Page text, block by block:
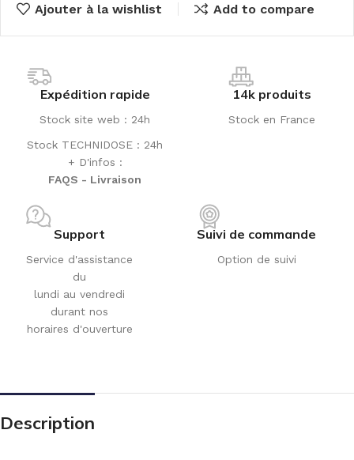
Ajouter à la wishlist Add to compare
Expédition rapide
Stock site web : 24h
Stock TECHNIDOSE : 24h
+ D'infos :
FAQS - Livraison
14k produits
Stock en France
Support
Service d'assistance
du
lundi au vendredi
durant nos
horaires d'ouverture
Suivi de commande
Option de suivi
Description